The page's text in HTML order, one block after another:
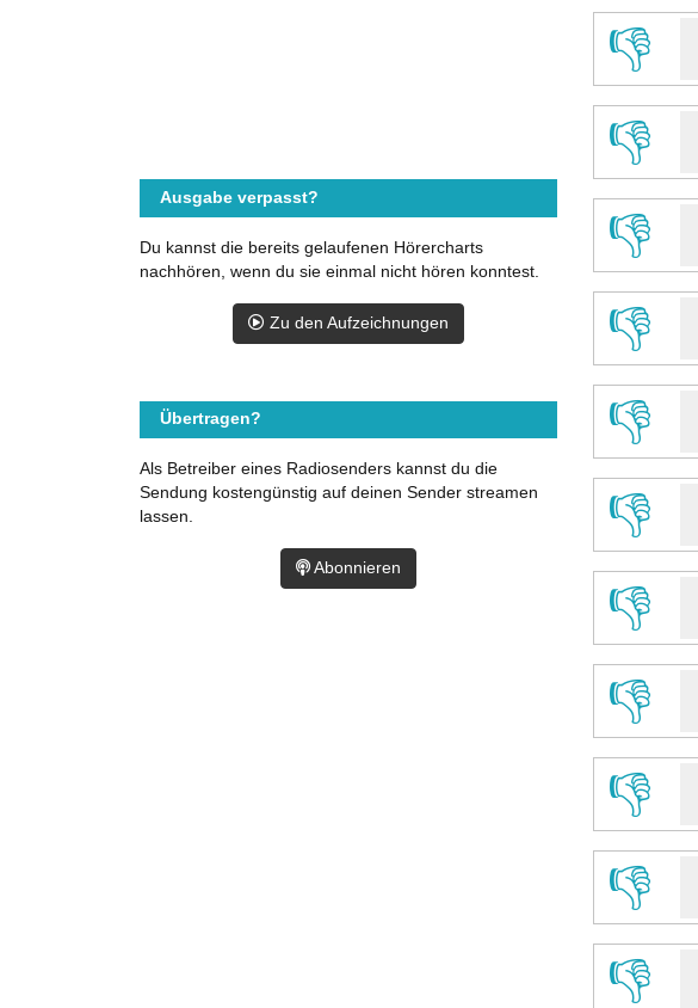
👎
👎
👎
👎
👎
👎
👎
👎
👎
👎
👎
Ausgabe verpasst?
Du kannst die bereits gelaufenen Hörercharts
nachhören, wenn du sie einmal nicht hören konntest.
Zu den Aufzeichnungen
Übertragen?
Als Betreiber eines Radiosenders kannst du die
Sendung kostengünstig auf deinen Sender streamen
lassen.
Abonnieren